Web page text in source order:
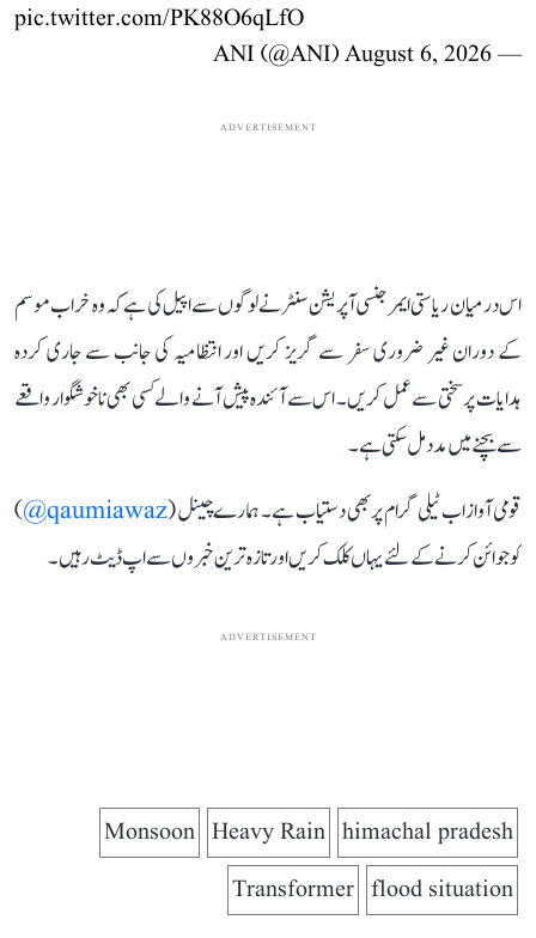
pic.twitter.com/PK88O6qLfO
— ANI (@ANI)
August 6, 2026
ADVERTISEMENT
اس درمیان ریاستی ایمرجنسی آپریشن سنٹر نے لوگوں سے اپیل کی ہے کہ وہ خراب موسم
کے دوران غیر ضروری سفر سے گریز کریں اور انتظامیہ کی جانب سے جاری کردہ
ہدایات پر سختی سے عمل کریں۔ اس سے آئندہ پیش آنے والے کسی بھی ناخوشگوار واقعے
سے بچنے میں مدد مل سکتی ہے۔
قومی آواز اب ٹیلی گرام پر بھی دستیاب ہے۔ ہمارے چینل (qaumiawaz@
)
کو جوائن کرنے کے لئے یہاں کلک کریں اور تازہ ترین خبروں سے اپ ڈیٹ رہیں۔
ADVERTISEMENT
himachal pradesh
Heavy Rain
Monsoon
flood situation
Transformer